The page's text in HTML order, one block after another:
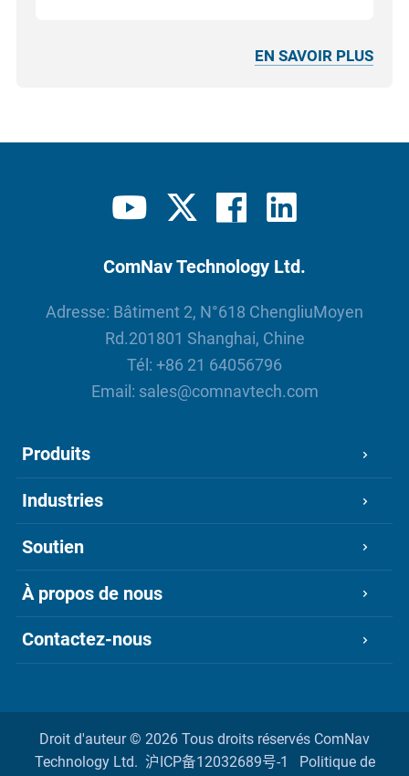
EN SAVOIR PLUS
ComNav Technology Ltd.
Adresse: Bâtiment 2, N°618 ChengliuMoyen
Rd.201801 Shanghai, Chine
Tél: +86 21 64056796
Email: sales@comnavtech.com
Produits
Industries
Soutien
À propos de nous
Contactez-nous
Droit d'auteur © 2026 Tous droits réservés ComNav
Technology Ltd. 沪ICP备12032689号-1 Politique de